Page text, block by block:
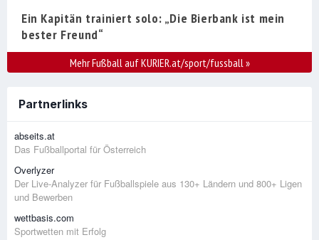
Ein Kapitän trainiert solo: „Die Bierbank ist mein
bester Freund“
Mehr Fußball auf KURIER.at/sport/fussball»
Partnerlinks
abseits.at
Das Fußballportal für Österreich
Overlyzer
Der Live-Analyzer für Fußballspiele aus 130+ Ländern und 800+ Ligen
und Bewerben
wettbasis.com
Sportwetten mit Erfolg